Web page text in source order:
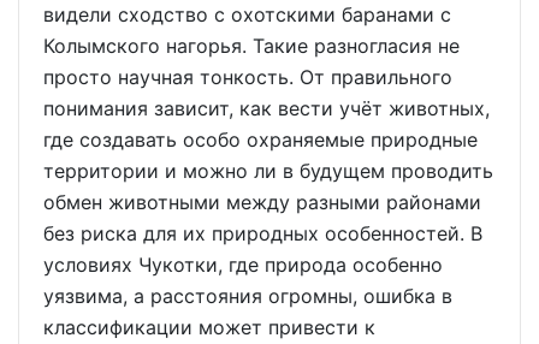
видели сходство с охотскими баранами с
Колымского нагорья. Такие разногласия не
просто научная тонкость. От правильного
понимания зависит, как вести учёт животных,
где создавать особо охраняемые природные
территории и можно ли в будущем проводить
обмен животными между разными районами
без риска для их природных особенностей. В
условиях Чукотки, где природа особенно
уязвима, а расстояния огромны, ошибка в
классификации может привести к